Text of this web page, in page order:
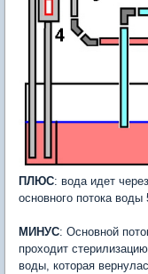
ПЛЮС: вода идет
основного потока воды
МИНУС: Основной
проходит
воды, которая